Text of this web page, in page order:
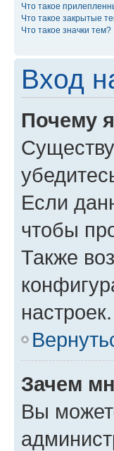
Что такое
Что такое закрытые
Что такое значки тем?
Вход
Почему
Если
чтобы
Также
настроек.
Зачем
Вы